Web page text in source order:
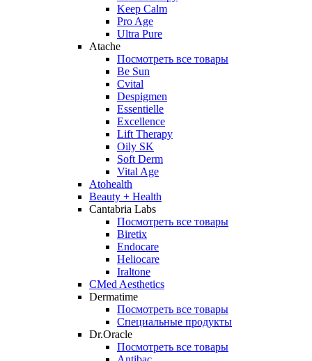
Keep Calm
Pro Age
Ultra Pure
Atache
Посмотреть все товары
Be Sun
Cvital
Despigmen
Essentielle
Excellence
Lift Therapy
Oily SK
Soft Derm
Vital Age
Atohealth
Beauty + Health
Cantabria Labs
Посмотреть все товары
Biretix
Endocare
Heliocare
Iraltone
CMed Aesthetics
Dermatime
Посмотреть все товары
Специальные продукты
Dr.Oracle
Посмотреть все товары